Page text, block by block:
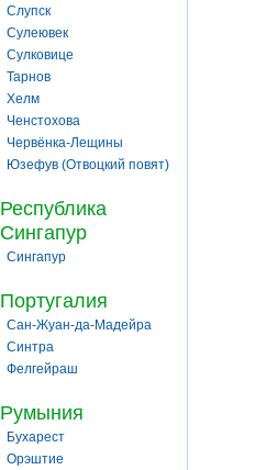
Слупск
Сулеювек
Сулковице
Тарнов
Хелм
Ченстохова
Червёнка-Лещины
Юзефув (Отвоцкий повят)
Республика
Сингапур
Сингапур
Португалия
Сан-Жуан-да-Мадейра
Синтра
Фелгейраш
Румыния
Бухарест
Орэштие